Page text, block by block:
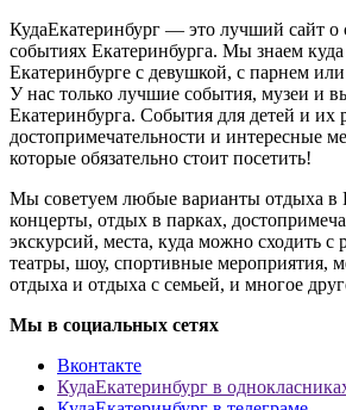
КудаЕкатеринбург — это лучший сайт
событиях Екатеринбурга. Мы знаем куда
Екатеринбурге с девушкой, с парнем
У нас только лучшие события, музеи и
Екатеринбурга. События для детей и их
достопримечательности и интересные
которые обязательно стоит посетить!
Мы советуем любые варианты отдыха в
концерты, отдых в парках,
экскурсий, места, куда можно сходить с
театры, шоу, спортивные мероприятия,
отдыха и отдыха с семьей, и многое
Мы в социальных сетях
Вконтакте
КудаЕкатеринбург в